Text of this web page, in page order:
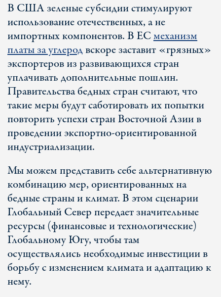
В США зеленые субсидии стимулируют
использование отечественных, а не
импортных компонентов. В ЕСмеханизм
платы за углеродвскоре заставит «грязных»
экспортеров из развивающихся стран
уплачивать дополнительные пошлин.
Правительства бедных стран считают, что
такие меры будут саботировать их попытки
повторить успехи стран Восточной Азии в
проведении экспортно-ориентированной
индустриализации.
Мы можем представить себе альтернативную
комбинацию мер, ориентированных на
бедные страны и климат. В этом сценарии
Глобальный Север передает значительные
ресурсы (финансовые и технологические)
Глобальному Югу, чтобы там
осуществлялись необходимые инвестиции в
борьбу с изменением климата и адаптацию к
нему.